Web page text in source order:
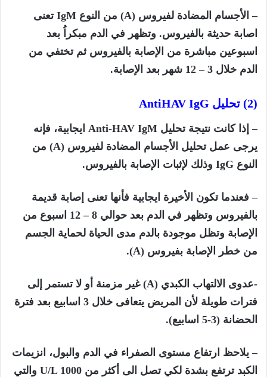
– الأجسام المضادة لفيروس (A) من النوع IgM تعنى
اصابة حديثة بالفيروس. وتظهر في الدم مبكراُ بعد
اسبوعين مباشرة من الإصابة بالفيروس ثم تختفي من
الدم خلال 3 – 12 شهر بعد الإصابة.
(2) تحلیل AntiHAV IgG
– إذا كانت نتيجة تحليل Anti-HAV IgM ايجابية، فإنه
يرجى عمل تحليل الأجسام المضادة لفيروس (A)
من
النوع IgG وذلك لإثبات الإصابة بالفيروس.
– فعندما تكون الأخيرة ايجابية فأنها تعنى إصابة قديمة
بالفيروس وتظهر في الدم بعد حوالي 8 – 12 اسبوع من
الإصابة وتظل موجودة بالدم مدى الحياة لحماية الجسم
من خطر الإصابة بفيروس (A
).
-عدوى الالتهاب الكبدي (A
)غير مزمنة أو لا تستمر إلى
فترات طويلة لأن المريض يتعافى خلال 3 اسابيع بعد فترة
الحضانة (3-5 اسابيع).
– يلاحظ ارتفاع مستوى الصفراء في الدم والبول، انزيمات
الكبد ترتفع بشدة لكي تصل الى أكثر من U/L 1000 والتي